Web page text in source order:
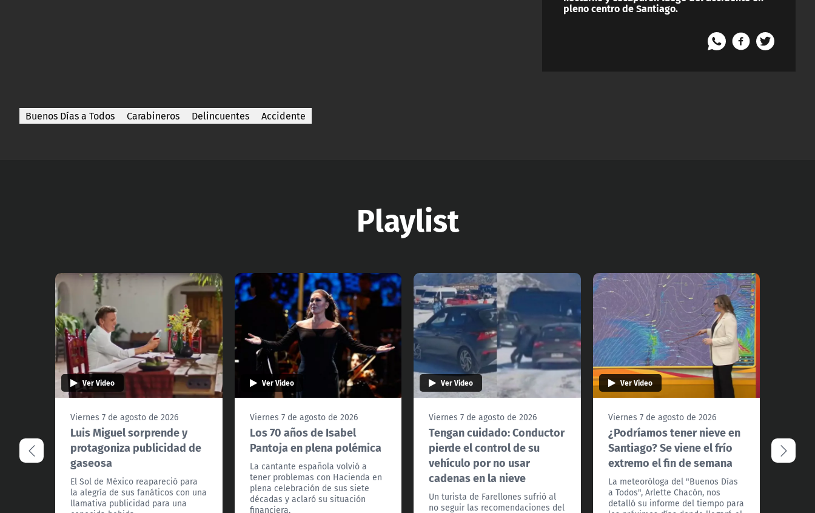
pleno centro de Santiago.
Buenos Días a Todos Carabineros Delincuentes Accidente
Playlist
Ver Video
Viernes 7 de agosto de 2026
Luis Miguel sorprende y
protagoniza publicidad de
gaseosa
El Sol de México reapareció para
la alegría de sus fanáticos con una
llamativa publicidad para una
Ver Video
Viernes 7 de agosto de 2026
Los 70 años de Isabel
Pantoja en plena polémica
La cantante española volvió a
tener problemas con Hacienda en
plena celebración de sus siete
décadas y aclaró su situación
financiera.
Ver Video
Viernes 7 de agosto de 2026
Tengan cuidado: Conductor
pierde el control de su
vehículo por no usar
cadenas en la nieve
Un turista de Farellones sufrió al
no seguir las recomendaciones del
Ver Video
Viernes 7 de agosto de 2026
¿Podríamos tener nieve en
Santiago? Se viene el frío
extremo el fin de semana
La meteoróloga del "Buenos Días
a Todos", Arlette Chacón, nos
detalló su informe del tiempo para